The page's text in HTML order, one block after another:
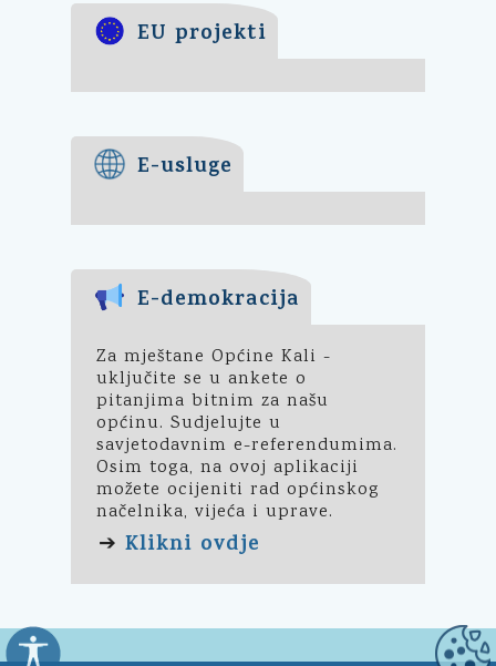
EU projekti
E-usluge
E-demokracija
Za mještane Općine Kali -
uključite se u ankete o
pitanjima bitnim za našu
općinu. Sudjelujte u
savjetodavnim e-referendumima.
Osim toga, na ovoj aplikaciji
možete ocijeniti rad općinskog
načelnika, vijeća i uprave.
➔ Klikni ovdje